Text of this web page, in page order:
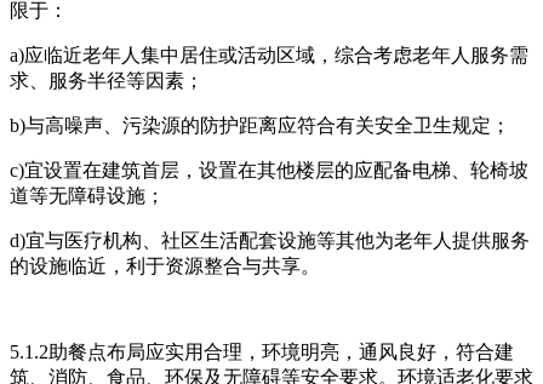
限于：
a)应临近老年人集中居住或活动区域，综合考虑老年人服务需
求、服务半径等因素；
b)与高噪声、污染源的防护距离应符合有关安全卫生规定；
c)宜设置在建筑首层，设置在其他楼层的应配备电梯、轮椅坡
道等无障碍设施；
d)宜与医疗机构、社区生活配套设施等其他为老年人提供服务
的设施临近，利于资源整合与共享。
5.1.2助餐点布局应实用合理，环境明亮，通风良好，符合建
筑、消防、食品、环保及无障碍等安全要求。环境适老化要求